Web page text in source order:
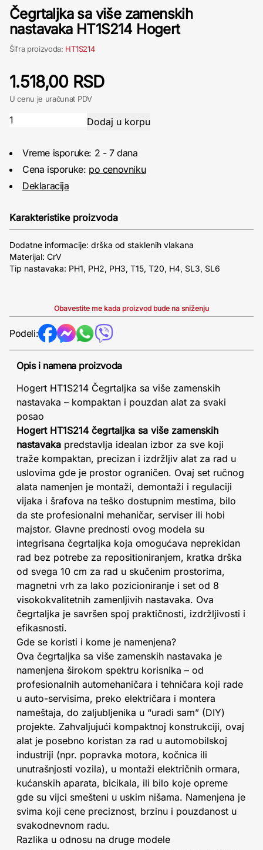
Čegrtaljka sa više zamenskih
nastavaka HT1S214 Hogert
Šifra proizvoda: HT1S214
1.518,00 RSD
U cenu je uračunat PDV
Vreme isporuke: 2 - 7 dana
Cena isporuke: po cenovniku
Deklaracija
Karakteristike proizvoda
Dodatne informacije: drška od staklenih vlakana
Materijal: CrV
Tip nastavaka: PH1, PH2, PH3, T15, T20, H4, SL3, SL6
Obavestite me kada proizvod bude na sniženju
Podeli:
Opis i namena proizvoda
Hogert HT1S214 Čegrtaljka sa više zamenskih
nastavaka – kompaktan i pouzdan alat za svaki
posao
Hogert HT1S214 čegrtaljka sa više zamenskih
nastavaka predstavlja idealan izbor za sve koji
traže kompaktan, precizan i izdržljiv alat za rad u
uslovima gde je prostor ograničen. Ovaj set ručnog
alata namenjen je montaži, demontaži i regulaciji
vijaka i šrafova na teško dostupnim mestima, bilo
da ste profesionalni mehaničar, serviser ili hobi
majstor. Glavne prednosti ovog modela su
integrisana čegrtaljka koja omogućava neprekidan
rad bez potrebe za repositioniranjem, kratka drška
od svega 10 cm za rad u skučenim prostorima,
magnetni vrh za lako pozicioniranje i set od 8
visokokvalitetnih zamenljivih nastavaka. Ova
čegrtaljka je savršen spoj praktičnosti, izdržljivosti i
efikasnosti.
Gde se koristi i kome je namenjena?
Ova čegrtaljka sa više zamenskih nastavaka je
namenjena širokom spektru korisnika – od
profesionalnih automehaničara i tehničara koji rade
u auto-servisima, preko električara i montera
nameštaja, do zaljubljenika u “uradi sam” (DIY)
projekte. Zahvaljujući kompaktnoj konstrukciji, ovaj
alat je posebno koristan za rad u automobilskoj
industriji (npr. popravka motora, kočnica ili
unutrašnjosti vozila), u montaži električnih ormara,
kućanskih aparata, bicikala, ili bilo koje opreme
gde su vijci smešteni u uskim nišama. Namenjena je
svima koji cene preciznost, brzinu i pouzdanost u
svakodnevnom radu.
Razlika u odnosu na druge modele